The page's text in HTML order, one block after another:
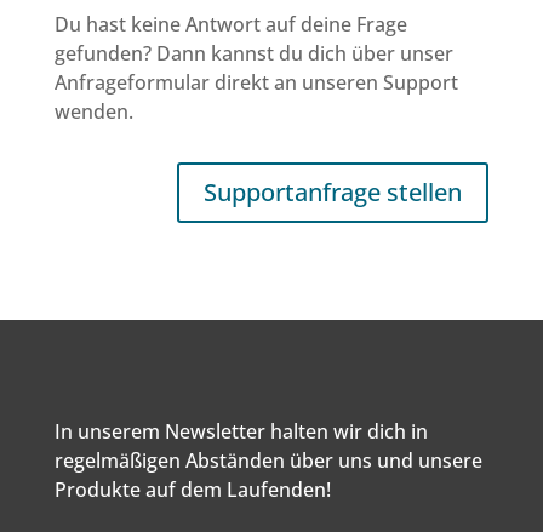
Du hast keine Antwort auf deine Frage
gefunden? Dann kannst du dich über unser
Anfrageformular direkt an unseren Support
wenden.
Supportanfrage stellen
In unserem Newsletter halten wir dich in
regelmäßigen Abständen über uns und unsere
Produkte auf dem Laufenden!